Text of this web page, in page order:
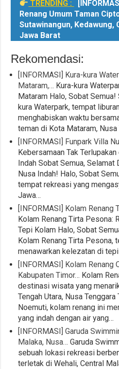
TRENDING :
Renang Umum Taman
Sutawinangun, Kedawung,
Jawa Barat
Rekomendasi:
[INFORMASI] Kura-kura
Mataram,… Kura-kura
Mataram Halo, Sobat
kura Waterpark, tempat
menghabiskan waktu
teman di Kota Mataram, Nusa
[INFORMASI] Funpark Villa
Kebersamaan Tak
Indah Sobat Semua,
Nusa Indah! Halo, Sobat
tempat rekreasi yang
Jawa…
[INFORMASI] Kolam
Kolam Renang Tirta Pesona:
Tepi Kolam Halo, Sobat
Kolam Renang Tirta Pesona,
menawarkan kelezatan di
[INFORMASI] Kolam Renang
Kabupaten Timor… Kolam
destinasi wisata yang
Tengah Utara, Nusa
Noemuti, kolam renang ini
yang indah dengan air yang…
[INFORMASI] Garuda
Malaka, Nusa… Garuda
sebuah lokasi rekreasi
terletak di Wehali, Central